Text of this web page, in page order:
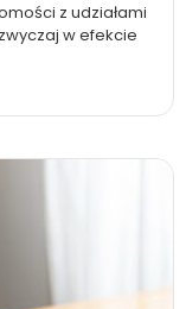
z udziałami
w efekcie